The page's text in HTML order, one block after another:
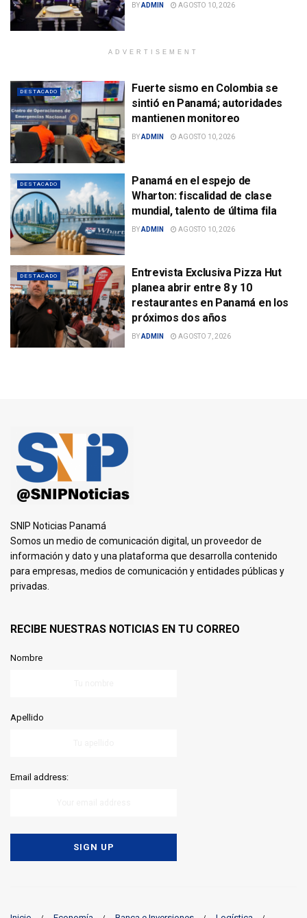
BYADMIN AGOSTO 10, 2026
ADVERTISEMENT
DESTACADO
Fuerte sismo en Colombia se
sintió en Panamá; autoridades
mantienen monitoreo
BYADMIN AGOSTO 10, 2026
DESTACADO
Panamá en el espejo de
Wharton: fiscalidad de clase
mundial, talento de última fila
BYADMIN AGOSTO 10, 2026
DESTACADO
Entrevista Exclusiva Pizza Hut
planea abrir entre 8 y 10
restaurantes en Panamá en los
próximos dos años
BYADMIN AGOSTO 7, 2026
SNIP Noticias Panamá
Somos un medio de comunicación digital, un proveedor de
información y dato y una plataforma que desarrolla contenido
para empresas, medios de comunicación y entidades públicas y
privadas.
RECIBE NUESTRAS NOTICIAS EN TU CORREO
Nombre
Apellido
Email address: